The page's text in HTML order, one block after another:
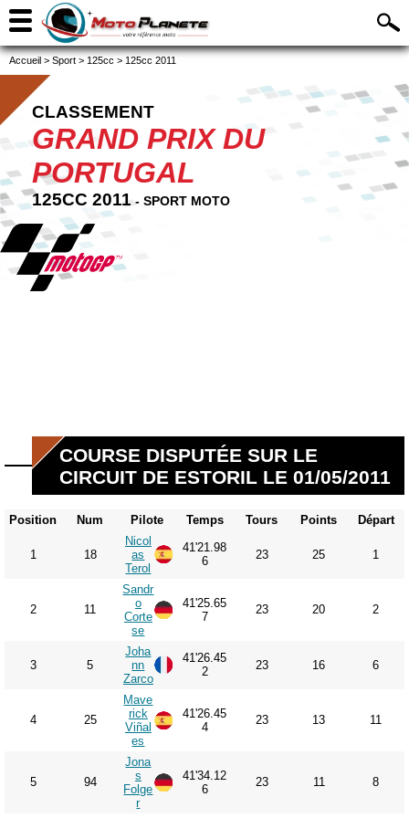
Accueil > Sport > 125cc > 125cc 2011
CLASSEMENT
GRAND PRIX DU
PORTUGAL
125CC 2011 - SPORT MOTO
COURSE DISPUTÉE SUR LE
CIRCUIT DE ESTORIL LE 01/05/2011
Position Num Pilote Temps Tours Points Départ
1 18
Nicol
as
Terol
41'21.98
6
23 25 1
2 11
Sandr
o
Corte
se
41'25.65
7
23 20 2
3 5
Joha
nn
Zarco
41'26.45
2
23 16 6
4 25
Mave
rick
Viñal
es
41'26.45
4
23 13 11
5 94
Jona
s
Folge
r
41'34.12
6
23 11 8